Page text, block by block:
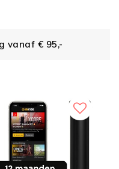
vanaf € 95,-